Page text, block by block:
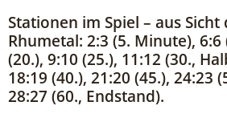
Stationen im Spiel – aus Sicht
Rhumetal: 2:3 (5. Minute), 6:6
(20.), 9:10 (25.), 11:12 (30.,
18:19 (40.), 21:20 (45.), 24:23
28:27 (60., Endstand).